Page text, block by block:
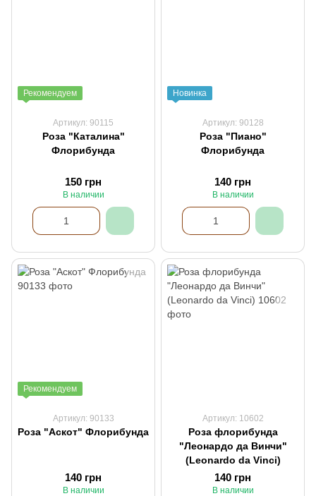
Рекомендуем
Артикул: 90115
Роза "Каталина"
Флорибунда
150 грн
В наличии
Новинка
Артикул: 90128
Роза "Пиано"
Флорибунда
140 грн
В наличии
Рекомендуем
Артикул: 90133
Роза "Аскот" Флорибунда
140 грн
В наличии
Артикул: 10602
Роза флорибунда
"Леонардо да Винчи"
(Leonardo da Vinci)
140 грн
В наличии